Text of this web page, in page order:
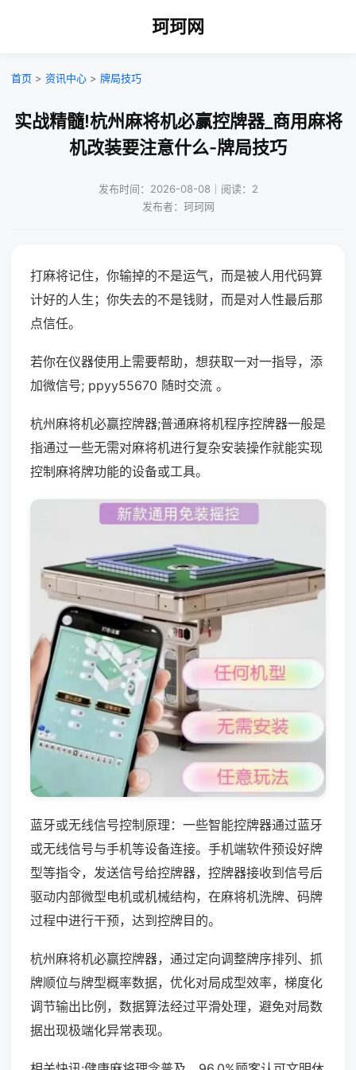
珂珂网
首页 > 资讯中心 > 牌局技巧
实战精髓!杭州麻将机必赢控牌器_商用麻将
机改装要注意什么-牌局技巧
发布时间：2026-08-08｜阅读：2
发布者：珂珂网
打麻将记住，你输掉的不是运气，而是被人用代码算
计好的人生；你失去的不是钱财，而是对人性最后那
点信任。
若你在仪器使用上需要帮助，想获取一对一指导，添
加微信号; ppyy55670 随时交流 。
杭州麻将机必赢控牌器;普通麻将机程序控牌器一般是
指通过一些无需对麻将机进行复杂安装操作就能实现
控制麻将牌功能的设备或工具。
蓝牙或无线信号控制原理：一些智能控牌器通过蓝牙
或无线信号与手机等设备连接。手机端软件预设好牌
型等指令，发送信号给控牌器，控牌器接收到信号后
驱动内部微型电机或机械结构，在麻将机洗牌、码牌
过程中进行干预，达到控牌目的。
杭州麻将机必赢控牌器，通过定向调整牌序排列、抓
牌顺位与牌型概率数据，优化对局成型效率，梯度化
调节输出比例，数据算法经过平滑处理，避免对局数
据出现极端化异常表现。